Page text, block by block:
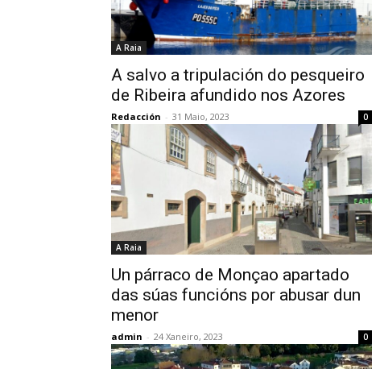
A Raia
A salvo a tripulación do pesqueiro
de Ribeira afundido nos Azores
Redacción - 31 Maio, 2023 0
A Raia
Un párraco de Monçao apartado
das súas funcións por abusar dun
menor
admin - 24 Xaneiro, 2023 0